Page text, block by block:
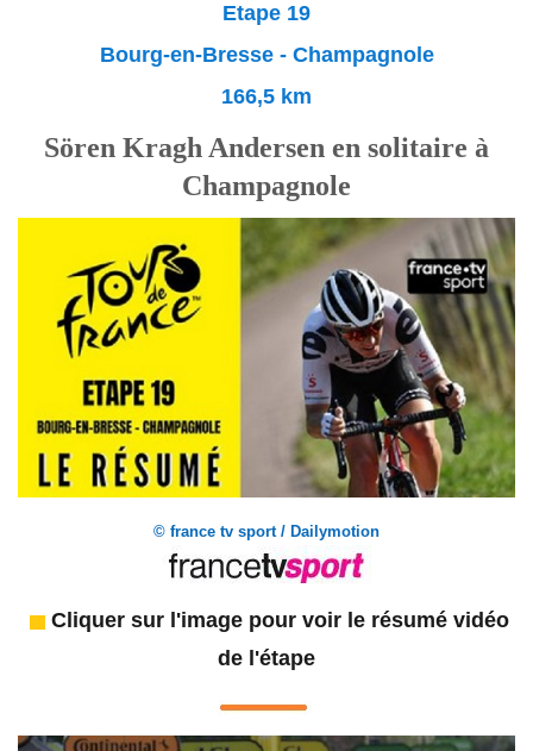
Etape 19
Bourg-en-Bresse - Champagnole
166,5 km
Sören Kragh Andersen en solitaire à
Champagnole
© france tv sport / Dailymotion
Cliquer sur l'image pour voir le résumé vidéo
de l'étape